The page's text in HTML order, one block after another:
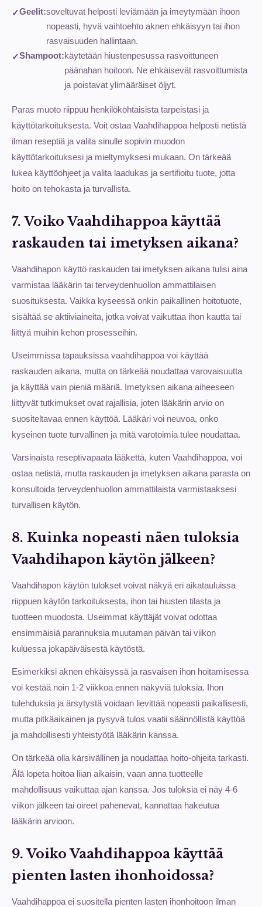
Geelit:soveltuvat helposti leviämään ja imeytymään ihoon
nopeasti, hyvä vaihtoehto aknen ehkäisyyn tai ihon
rasvaisuuden hallintaan.
Shampoot:käytetään hiustenpesussa rasvoittuneen
päänahan hoitoon. Ne ehkäisevät rasvoittumista
ja poistavat ylimääräiset öljyt.
Paras muoto riippuu henkilökohtaisista tarpeistasi ja
käyttötarkoituksesta. Voit ostaa Vaahdihappoa helposti netistä
ilman reseptiä ja valita sinulle sopivin muodon
käyttötarkoituksesi ja mieltymyksesi mukaan. On tärkeää
lukea käyttöohjeet ja valita laadukas ja sertifioitu tuote, jotta
hoito on tehokasta ja turvallista.
7. Voiko Vaahdihappoa käyttää
raskauden tai imetyksen aikana?
Vaahdihapon käyttö raskauden tai imetyksen aikana tulisi aina
varmistaa lääkärin tai terveydenhuollon ammattilaisen
suosituksesta. Vaikka kyseessä onkin paikallinen hoitotuote,
sisältää se aktiiviaineita, jotka voivat vaikuttaa ihon kautta tai
liittyä muihin kehon prosesseihin.
Useimmissa tapauksissa vaahdihappoa voi käyttää
raskauden aikana, mutta on tärkeää noudattaa varovaisuutta
ja käyttää vain pieniä määriä. Imetyksen aikana aiheeseen
liittyvät tutkimukset ovat rajallisia, joten lääkärin arvio on
suositeltavaa ennen käyttöä. Lääkäri voi neuvoa, onko
kyseinen tuote turvallinen ja mitä varotoimia tulee noudattaa.
Varsinaista reseptivapaata lääkettä, kuten Vaahdihappoa, voi
ostaa netistä, mutta raskauden ja imetyksen aikana parasta on
konsultoida terveydenhuollon ammattilaista varmistaaksesi
turvallisen käytön.
8. Kuinka nopeasti näen tuloksia
Vaahdihapon käytön jälkeen?
Vaahdihapon käytön tulokset voivat näkyä eri aikatauluissa
riippuen käytön tarkoituksesta, ihon tai hiusten tilasta ja
tuotteen muodosta. Useimmat käyttäjät voivat odottaa
ensimmäisiä parannuksia muutaman päivän tai viikon
kuluessa jokapäiväisestä käytöstä.
Esimerkiksi aknen ehkäisyssä ja rasvaisen ihon hoitamisessa
voi kestää noin 1-2 viikkoa ennen näkyviä tuloksia. Ihon
tulehduksia ja ärsytystä voidaan lievittää nopeasti paikallisesti,
mutta pitkäaikainen ja pysyvä tulos vaatii säännöllistä käyttöä
ja mahdollisesti yhteistyötä lääkärin kanssa.
On tärkeää olla kärsivällinen ja noudattaa hoito-ohjeita tarkasti.
Älä lopeta hoitoa liian aikaisin, vaan anna tuotteelle
mahdollisuus vaikuttaa ajan kanssa. Jos tuloksia ei näy 4-6
viikon jälkeen tai oireet pahenevat, kannattaa hakeutua
lääkärin arvioon.
9. Voiko Vaahdihappoa käyttää
pienten lasten ihonhoidossa?
Vaahdihappoa ei suositella pienten lasten ihonhoitoon ilman